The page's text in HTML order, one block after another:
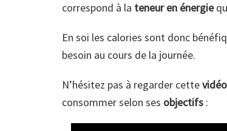
correspond à la teneur en énergie
En soi les calories sont donc
besoin au cours de la journée.
N’hésitez pas à regarder cette
consommer selon ses objectifs :